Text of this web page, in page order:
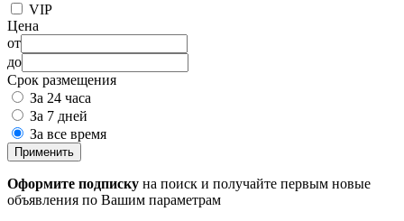
VIP
Цена
от
до
Срок размещения
За 24 часа
За 7 дней
За все время
Применить
Оформите подписку на поиск и получайте первым новые
объявления по Вашим параметрам